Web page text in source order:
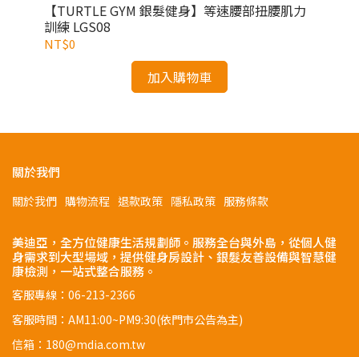
【TURTLE GYM 銀髮健身】等速腰部扭腰肌力
訓練 LGS08
NT$0
加入購物車
關於我們
關於我們 購物流程 退款政策 隱私政策 服務條款
美迪亞，全方位健康生活規劃師。服務全台與外島，從個人健
身需求到大型場域，提供健身房設計、銀髮友善設備與智慧健
康檢測，一站式整合服務。
客服專線：06-213-2366
客服時間：AM11:00~PM9:30(依門市公告為主)
信箱：180@mdia.com.tw